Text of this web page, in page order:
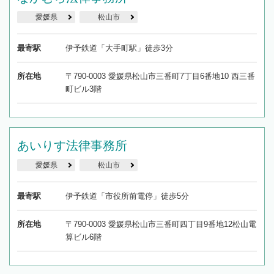
愛媛県 松山市
最寄駅 伊予鉄道「大手町駅」徒歩3分
所在地
〒790-0003 愛媛県松山市三番町7丁目6番地10 西三番
町ビル3階
あいりす法律事務所
愛媛県 松山市
最寄駅 伊予鉄道「市役所前電停」徒歩5分
所在地
〒790-0003 愛媛県松山市三番町四丁目9番地12松山電
算ビル6階